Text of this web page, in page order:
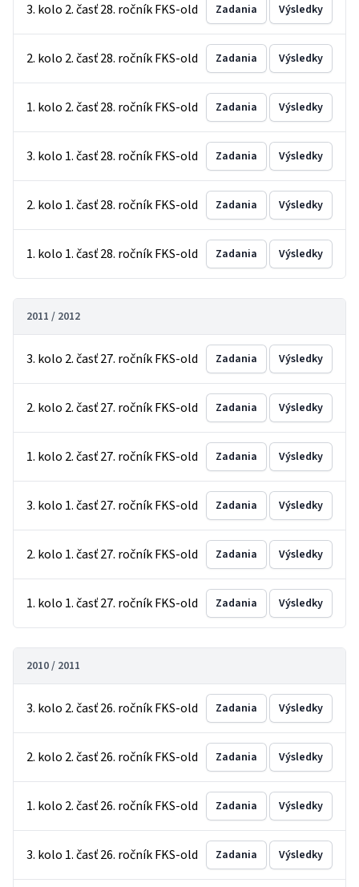
3. kolo 2. časť 28. ročník FKS-old Zadania Výsledky
2. kolo 2. časť 28. ročník FKS-old Zadania Výsledky
1. kolo 2. časť 28. ročník FKS-old Zadania Výsledky
3. kolo 1. časť 28. ročník FKS-old Zadania Výsledky
2. kolo 1. časť 28. ročník FKS-old Zadania Výsledky
1. kolo 1. časť 28. ročník FKS-old Zadania Výsledky
2011 / 2012
3. kolo 2. časť 27. ročník FKS-old Zadania Výsledky
2. kolo 2. časť 27. ročník FKS-old Zadania Výsledky
1. kolo 2. časť 27. ročník FKS-old Zadania Výsledky
3. kolo 1. časť 27. ročník FKS-old Zadania Výsledky
2. kolo 1. časť 27. ročník FKS-old Zadania Výsledky
1. kolo 1. časť 27. ročník FKS-old Zadania Výsledky
2010 / 2011
3. kolo 2. časť 26. ročník FKS-old Zadania Výsledky
2. kolo 2. časť 26. ročník FKS-old Zadania Výsledky
1. kolo 2. časť 26. ročník FKS-old Zadania Výsledky
3. kolo 1. časť 26. ročník FKS-old Zadania Výsledky